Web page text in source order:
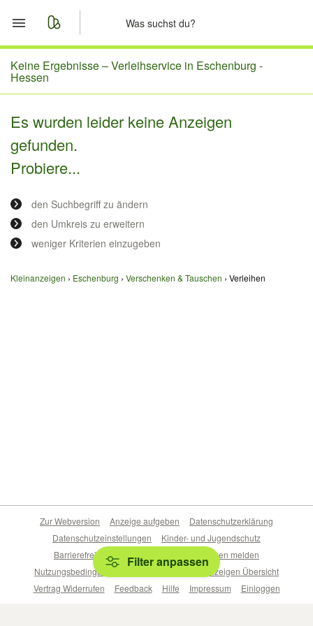
Start
Merkliste
Nachrichten
Anzeige aufgeben
Keine Ergebnisse –Verleihservice in Eschenburg -
Hessen
Es wurden leider keine Anzeigen
gefunden.
Probiere...
den Suchbegriff zu ändern
den Umkreis zu erweitern
weniger Kriterien einzugeben
Kleinanzeigen Eschenburg Verschenken & Tauschen Verleihen
Filter anpassen
Zur Webversion Anzeige aufgeben
Datenschutzerklärung
Datenschutzeinstellungen
Kinder- und Jugendschutz
Barrierefreiheitserklärung
Sicherheitslücken melden
Nutzungsbedingungen
Beliebte Suchen
Anzeigen Übersicht
Vertrag Widerrufen
Feedback Hilfe Impressum Einloggen